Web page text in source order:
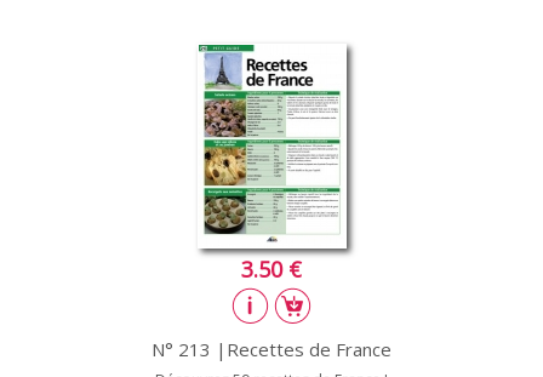
3.50 €
N° 213 |Recettes de France